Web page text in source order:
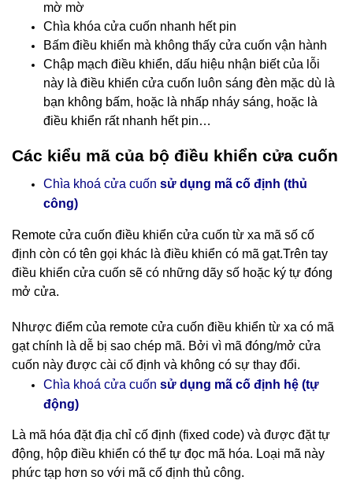
mờ mờ
Chìa khóa cửa cuốn nhanh hết pin
Bấm điều khiển mà không thấy cửa cuốn vận hành
Chập mạch điều khiển, dấu hiệu nhận biết của lỗi
này là điều khiển cửa cuốn luôn sáng đèn mặc dù là
bạn không bấm, hoặc là nhấp nháy sáng, hoặc là
điều khiển rất nhanh hết pin…
Các kiểu mã của bộ điều khiển cửa cuốn
Chìa khoá cửa cuốn sử dụng mã cố định (thủ
công)
Remote cửa cuốn điều khiển cửa cuốn từ xa mã số cố
định còn có tên gọi khác là điều khiển có mã gạt.Trên tay
điều khiển cửa cuốn sẽ có những dãy số hoặc ký tự đóng
mở cửa.
Nhược điểm của remote cửa cuốn điều khiển từ xa có mã
gạt chính là dễ bị sao chép mã. Bởi vì mã đóng/mở cửa
cuốn này được cài cố định và không có sự thay đổi.
Chìa khoá cửa cuốn sử dụng mã cố định hệ (tự
động)
Là mã hóa đặt địa chỉ cố định (fixed code) và được đặt tự
động, hộp điều khiển có thể tự đọc mã hóa. Loại mã này
phức tạp hơn so với mã cố định thủ công.